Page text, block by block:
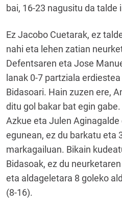
bai, 16-23 nagusitu da talde
Ez Jacobo Cuetarak, ez
nahi eta lehen zatian
Defentsaren eta Jose
lanak 0-7 partziala
Bidasoari. Hain zuzen ere,
ditu gol bakar bat egin
Azkue eta Julen
egunean, ez du barkatu eta
markagailuan. Bikain
Bidasoak, ez du
eta aldageletara 8 goleko
(8-16).